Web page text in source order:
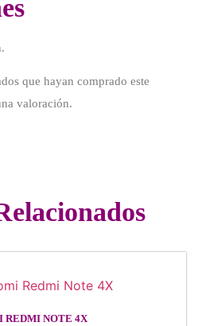
que hayan comprado este
valoración.
REDMI NOTE 4X